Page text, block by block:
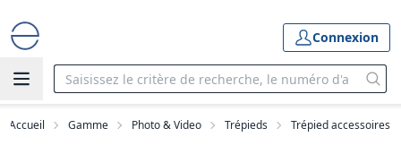
Connexion
Accueil Gamme Photo & Video Trépieds Trépied accessoires